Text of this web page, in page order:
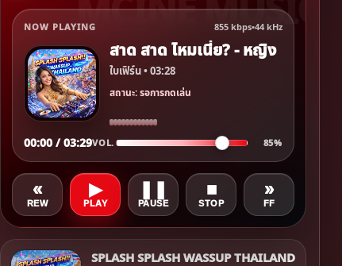
NOW PLAYING 855 kbps•44 kHz
สาด สาด ไหมเนี่ย? - หญิง
ใบเฟิร์น • 03:28
สถานะ: รอการกดเล่น
00:00 / 03:29VOL. 85%
«
REW
▶
PLAY PAUSE
■
STOP
»
FF
SPLASH SPLASH WASSUP THAILAND